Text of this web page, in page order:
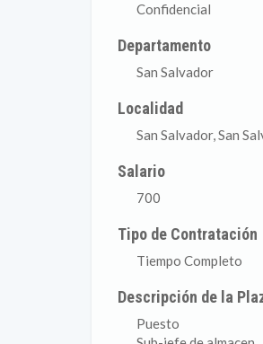
Confidencial
Departamento
San Salvador
Localidad
San Salvador, San
Salario
700
Tipo de Contratación
Tiempo Completo
Descripción de la
Puesto